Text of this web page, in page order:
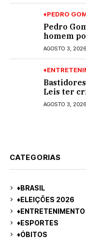
♦PEDRO
Pedro
homem
socos na
AGOSTO 3, 2026
Leis ter
em todos
vereança
AGOSTO 3, 2026
CATEGORIAS
♦BRASIL
♦ELEIÇÕES 2026
♦ENTRETENIMENTO
♦ESPORTES
♦ÓBITOS